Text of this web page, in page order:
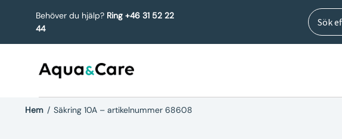
Behöver du hjälp? Ring +46 31 52 22
44
Sök
efter:
Sök
Hem / Säkring 10A – artikelnummer 68608